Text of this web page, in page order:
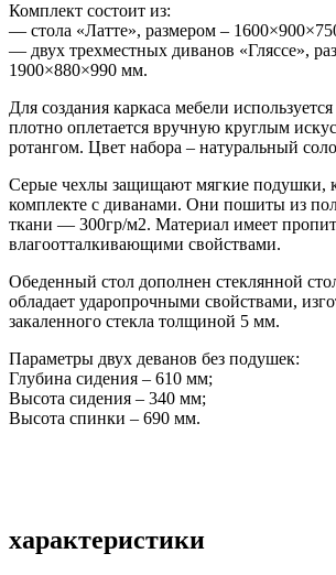
Комплект состоит из:
— стола «Латте», размером –
— двух трехместных диванов «Гляссе»,
1900×880×990 мм.
Для создания каркаса мебели
плотно оплетается вручную круглым
ротангом. Цвет набора – натуральный
Серые чехлы защищают мягкие подушки,
комплекте с диванами. Они пошиты из
ткани — 300гр/м2. Материал имеет
влагоотталкивающими свойствами.
Обеденный стол дополнен стеклянной
обладает ударопрочными свойствами,
закаленного стекла толщиной 5 мм.
Параметры двух деванов без подушек:
Глубина сидения – 610 мм;
Высота сидения – 340 мм;
Высота спинки – 690 мм.
характеристики